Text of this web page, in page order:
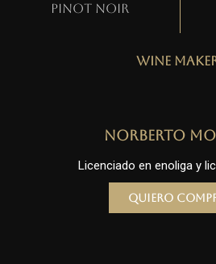
Pinot Noir
Wine
Norberto
Licenciado en enoliga y
Quiero